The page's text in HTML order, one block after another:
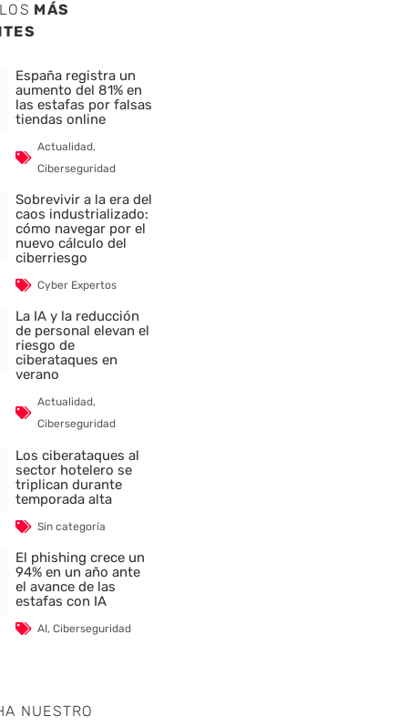
MÁS
España registra un
aumento del 81% en
las estafas por falsas
tiendas online
Actualidad,
Ciberseguridad
Sobrevivir a la era del
caos industrializado:
cómo navegar por el
nuevo cálculo del
ciberriesgo
Cyber Expertos
La IA y la reducción
de personal elevan el
riesgo de
ciberataques en
verano
Actualidad,
Ciberseguridad
Los ciberataques al
sector hotelero se
triplican durante
temporada alta
Sin categoría
El phishing crece un
94% en un año ante
el avance de las
estafas con IA
AI,Ciberseguridad
NUESTRO